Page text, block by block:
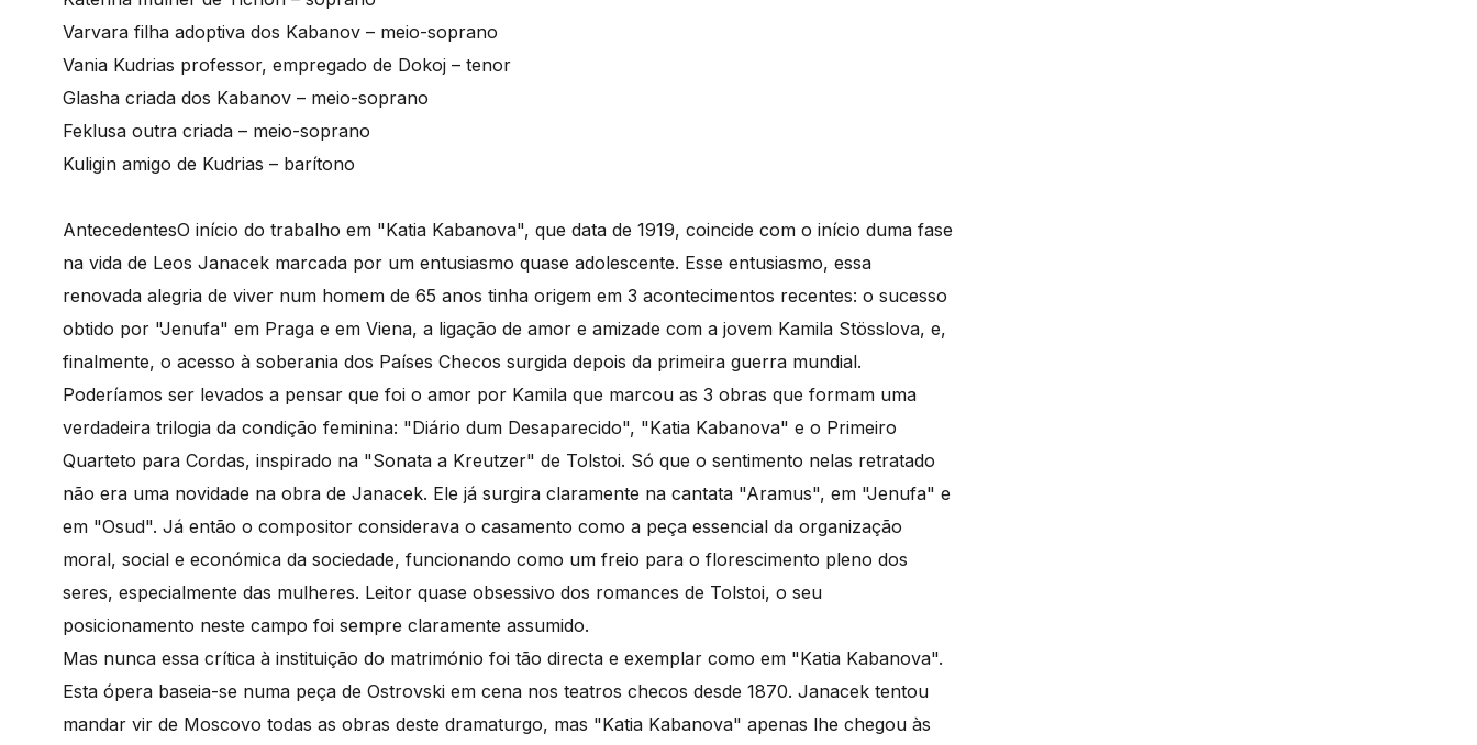
Varvara filha adoptiva dos Kabanov – meio-soprano
Vania Kudrias professor, empregado de Dokoj – tenor
Glasha criada dos Kabanov – meio-soprano
Feklusa outra criada – meio-soprano
Kuligin amigo de Kudrias – barítono
AntecedentesO início do trabalho em "Katia Kabanova", que data de 1919, coincide com o início duma fase
na vida de Leos Janacek marcada por um entusiasmo quase adolescente. Esse entusiasmo, essa
renovada alegria de viver num homem de 65 anos tinha origem em 3 acontecimentos recentes: o sucesso
obtido por "Jenufa" em Praga e em Viena, a ligação de amor e amizade com a jovem Kamila Stösslova, e,
finalmente, o acesso à soberania dos Países Checos surgida depois da primeira guerra mundial.
Poderíamos ser levados a pensar que foi o amor por Kamila que marcou as 3 obras que formam uma
verdadeira trilogia da condição feminina: "Diário dum Desaparecido", "Katia Kabanova" e o Primeiro
Quarteto para Cordas, inspirado na "Sonata a Kreutzer" de Tolstoi. Só que o sentimento nelas retratado
não era uma novidade na obra de Janacek. Ele já surgira claramente na cantata "Aramus", em "Jenufa" e
em "Osud". Já então o compositor considerava o casamento como a peça essencial da organização
moral, social e económica da sociedade, funcionando como um freio para o florescimento pleno dos
seres, especialmente das mulheres. Leitor quase obsessivo dos romances de Tolstoi, o seu
posicionamento neste campo foi sempre claramente assumido.
Mas nunca essa crítica à instituição do matrimónio foi tão directa e exemplar como em "Katia Kabanova".
Esta ópera baseia-se numa peça de Ostrovski em cena nos teatros checos desde 1870. Janacek tentou
mandar vir de Moscovo todas as obras deste dramaturgo, mas "Katia Kabanova" apenas lhe chegou às